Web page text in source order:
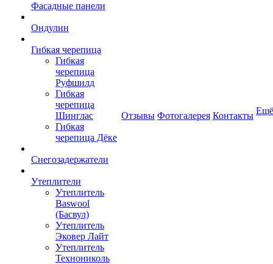
Фасадные панели
Ондулин
Гибкая черепица
Гибкая
черепица
Руфшилд
Гибкая
черепица
Шинглас
Гибкая
черепица Дёке
Снегозадержатели
Утеплители
Утеплитель
Baswool
(Басвул)
Утеплитель
Эковер Лайт
Утеплитель
Технониколь
Отзывы Фотогалерея Контакты Ещё